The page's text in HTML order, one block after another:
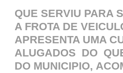
QUE SERVIU PARA
A FROTA DE
APRESENTA UMA
ALUGADOS DO
DO MUNICIPIO,